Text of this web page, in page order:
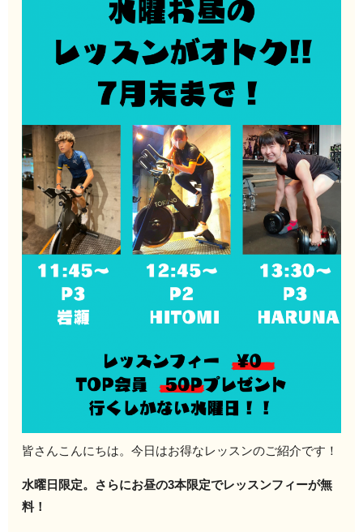
皆さんこんにちは。今日はお得なレッスンのご紹介です！
水曜日限定。さらにお昼の3本限定でレッスンフィーが無
料！